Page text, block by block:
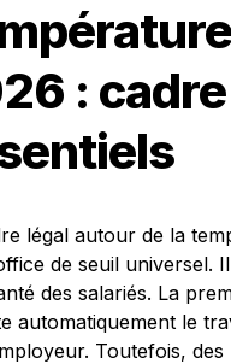
:
légal autour de la
de seuil universel.
des salariés. La
automatiquement le
Toutefois,